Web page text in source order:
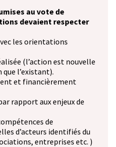
au vote de
devaient respecter
les orientations
(l’action est nouvelle
l’existant).
et financièrement
rapport aux enjeux de
de
d’acteurs identifiés du
entreprises etc. )